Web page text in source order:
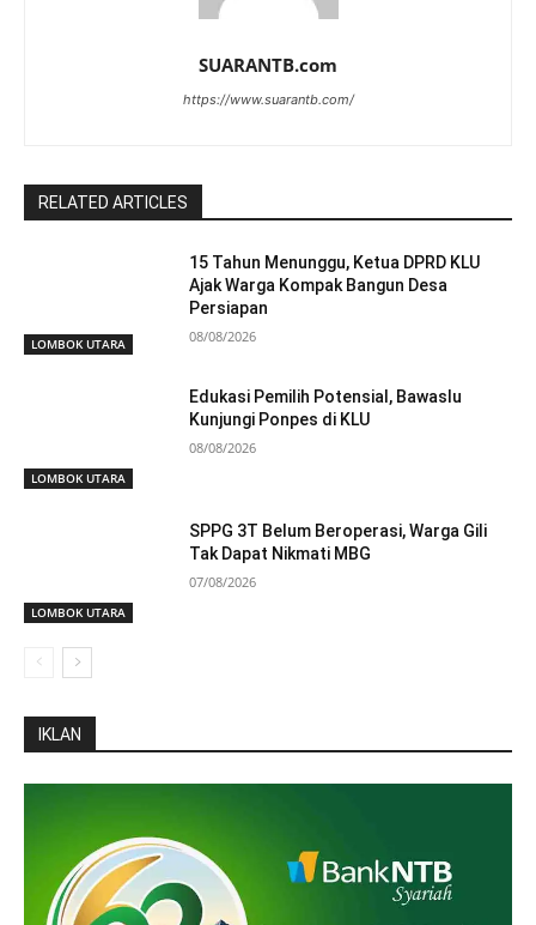
SUARANTB.com
https://www.suarantb.com/
RELATED ARTICLES
LOMBOK UTARA
15 Tahun Menunggu, Ketua DPRD KLU
Ajak Warga Kompak Bangun Desa
Persiapan
08/08/2026
LOMBOK UTARA
Edukasi Pemilih Potensial, Bawaslu
Kunjungi Ponpes di KLU
08/08/2026
LOMBOK UTARA
SPPG 3T Belum Beroperasi, Warga Gili
Tak Dapat Nikmati MBG
07/08/2026
IKLAN